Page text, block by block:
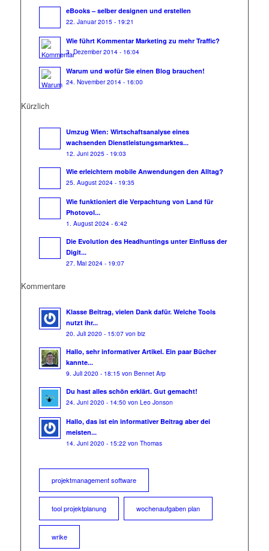
eBooks – selber designen und erstellen
22. Januar 2015 - 19:21
Wie führt Kommentar Marketing zu mehr Traffic?
3. Dezember 2014 - 16:04
Warum und wofür Sie einen Blog brauchen!
24. November 2014 - 16:00
Kürzlich
Umzug Wien: Wirtschaftsanalyse eines
wachsenden Dienstleistungsmarktes...
12. Juni 2025 - 19:03
Wie erleichtern mobile Anwendungen den Alltag?
25. August 2024 - 19:35
Wie funktioniert die Verpachtung von Land für
Photovol...
1. August 2024 - 6:42
Die Evolution des Headhuntings unter Einfluss der
Digit...
27. Mai 2024 - 19:07
Kommentare
Klasse Beitrag, vielen Dank dafür. Welche Tools
nutzt ihr...
20. Juli 2020 - 15:07 von biz
Hallo, sehr informativer Artikel. Ein paar Bücher
kannte...
9. Juli 2020 - 18:15 von Bennet Arp
Du hast alles schön erklärt. Gut gemacht!
24. Juni 2020 - 14:50 von Leo Jonson
Hallo, das ist ein informativer Beitrag aber dei
meisten...
14. Juni 2020 - 15:22 von Thomas
projektmanagement software
tool projektplanung wochenaufgaben plan
wrike